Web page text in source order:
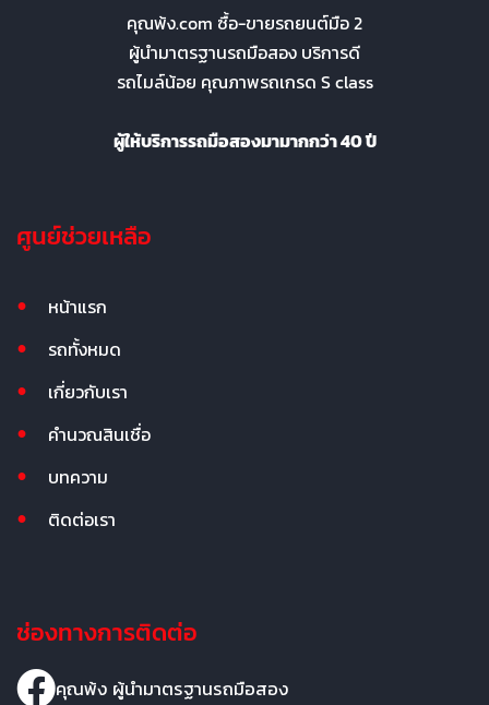
คุณพ้ง.com ซื้อ-ขายรถยนต์มือ 2
ผู้นำมาตรฐานรถมือสอง บริการดี
รถไมล์น้อย คุณภาพรถเกรด S class
ผู้ให้บริการรถมือสองมามากกว่า 40 ปี
ศูนย์ช่วยเหลือ
หน้าแรก
รถทั้งหมด
เกี่ยวกับเรา
คำนวณสินเชื่อ
บทความ
ติดต่อเรา
ช่องทางการติดต่อ
คุณพ้ง ผู้นำมาตรฐานรถมือสอง